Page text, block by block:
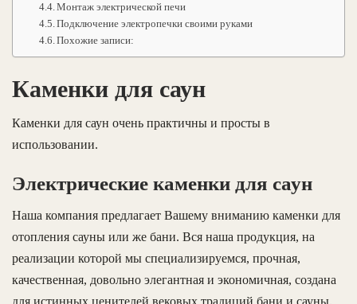
Монтаж электрической печи
Подключение электропечки своими руками
Похожие записи:
Каменки для саун
Каменки для саун очень практичны и просты в
использовании.
Электрические каменки для саун
Наша компания предлагает Вашему вниманию каменки для
отопления сауны или же бани. Вся наша продукция, на
реализации которой мы специализируемся, прочная,
качественная, довольно элегантная и экономичная, создана
для истинных ценителей вековых традиций бани и сауны.